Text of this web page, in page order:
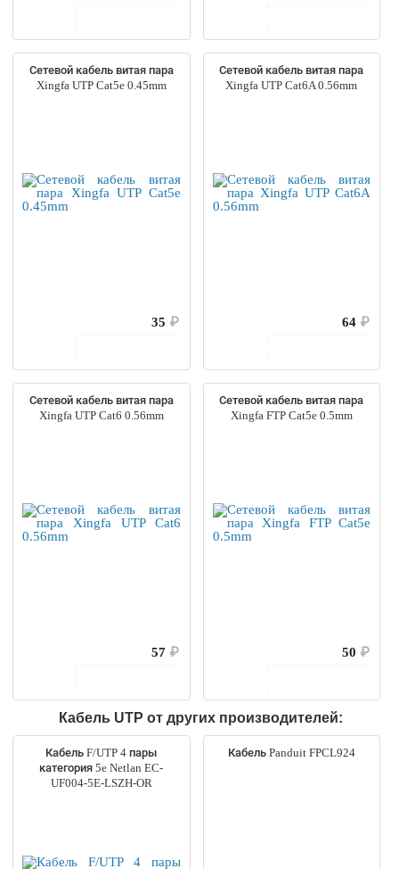
Сетевой кабель витая пара
Xingfa UTP Cat5e 0.45mm
35 ₽
Сетевой кабель витая пара
Xingfa UTP Cat6A 0.56mm
64 ₽
Сетевой кабель витая пара
Xingfa UTP Cat6 0.56mm
57 ₽
Сетевой кабель витая пара
Xingfa FTP Cat5e 0.5mm
50 ₽
Кабель UTP от других производителей:
Кабель F/UTP 4 пары
категория 5e Netlan EC-
UF004-5E-LSZH-OR
Кабель Panduit FPCL924